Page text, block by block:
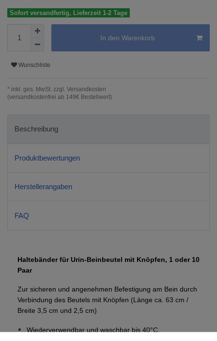
Sofort versandfertig, Lieferzeit 1-2 Tage
In den Warenkorb
Wunschliste
* inkl. ges. MwSt. zzgl. Versandkosten
(versandkostenfrei ab 149€ Bestellwert)
Beschreibung
Produktbewertungen
Herstellerangaben
FAQ
Haltebänder für Urin-Beinbeutel mit Knöpfen, 1 oder 10
Paar
Zur sicheren und angenehmen Befestigung am Bein durch
Verbindung des Beutels mit Knöpfen (Länge ca. 63 cm /
Breite 3,5 cm und 2,5 cm)
Wiederverwendbar und waschbar bis 40°C,